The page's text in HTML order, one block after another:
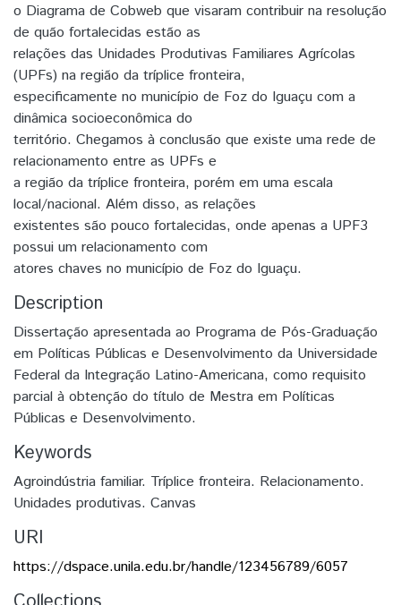
o Diagrama de Cobweb que visaram contribuir na resolução
de quão fortalecidas estão as
relações das Unidades Produtivas Familiares Agrícolas
(UPFs) na região da tríplice fronteira,
especificamente no município de Foz do Iguaçu com a
dinâmica socioeconômica do
território. Chegamos à conclusão que existe uma rede de
relacionamento entre as UPFs e
a região da tríplice fronteira, porém em uma escala
local/nacional. Além disso, as relações
existentes são pouco fortalecidas, onde apenas a UPF3
possui um relacionamento com
atores chaves no município de Foz do Iguaçu.
Description
Dissertação apresentada ao Programa de Pós-Graduação
em Políticas Públicas e Desenvolvimento da Universidade
Federal da Integração Latino-Americana, como requisito
parcial à obtenção do título de Mestra em Políticas
Públicas e Desenvolvimento.
Keywords
Agroindústria familiar. Tríplice fronteira. Relacionamento.
Unidades produtivas. Canvas
URI
https://dspace.unila.edu.br/handle/123456789/6057